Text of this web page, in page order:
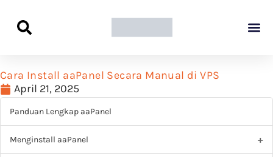
Cara Install aaPanel Secara Manual di VPS
April 21, 2025
Panduan Lengkap aaPanel
Menginstall aaPanel